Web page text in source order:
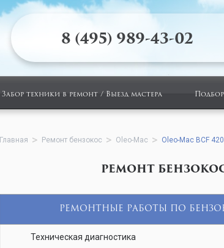
8 (495) 989-43-02
Забор техники в ремонт / Выезд мастера
Главная Ремонт бензокос Oleo-Mac Oleo-Mac BCF 420
РЕМОНТ
РЕМОНТНЫЕ РАБОТЫ ПО
Техническая диагностика